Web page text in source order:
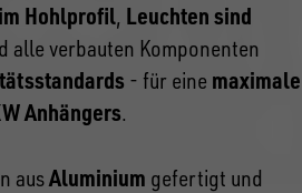
Hohlprofil, Leuchten sind
alle verbauten Komponenten
- für eine maximale
Anhängers.
ausAluminium gefertigt und